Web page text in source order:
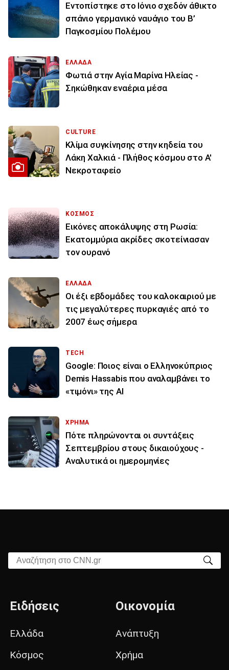
Εντοπίστηκε στο Ιόνιο σχεδόν άθικτο
σπάνιο γερμανικό ναυάγιο του Β’
Παγκοσμίου Πολέμου
ΕΛΛΑΔΑ
Φωτιά στην Aγία Μαρίνα Ηλείας -
Σηκώθηκαν εναέρια μέσα
CULTURE
Κλίμα συγκίνησης στην κηδεία του
Λάκη Χαλκιά - Πλήθος κόσμου στο Α'
Νεκροταφείο
ΚΟΣΜΟΣ
Εικόνες αποκάλυψης στη Ρωσία:
Εκατομμύρια ακρίδες σκοτείνιασαν
τον ουρανό
ΕΛΛΑΔΑ
Οι έξι εβδομάδες του καλοκαιριού με
τις μεγαλύτερες πυρκαγιές από το
2007 έως σήμερα
TECH
Google: Ποιος είναι ο Ελληνοκύπριος
Demis Hassabis που αναλαμβάνει το
«τιμόνι» της ΑΙ
ΧΡΗΜΑ
Πότε πληρώνονται οι συντάξεις
Σεπτεμβρίου στους δικαιούχους -
Αναλυτικά οι ημερομηνίες
Αναζήτηση στο CNN.gr
Ειδήσεις
Ελλάδα
Κόσμος
Οικονομία
Ανάπτυξη
Χρήμα